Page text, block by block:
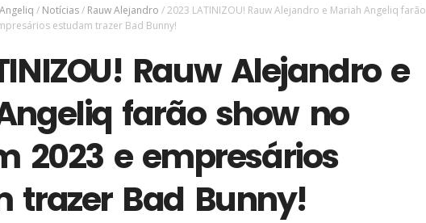
/ Notícias/ Rauw Alejandro /2023 LATINIZOU! Rauw Alejandro e Mariah Angeliq farão
estudam trazer Bad Bunny!
Rauw Alejandro e
farão show no
2023 e empresários
trazer Bad Bunny!